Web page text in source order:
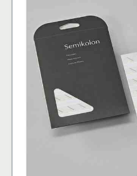
olika
alternativen
kan
produktsidan